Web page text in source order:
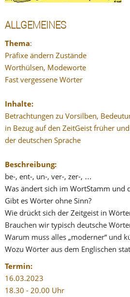
ALLGEMEINES
Thema:
Präfixe ändern Zustände
Worthülsen, Modeworte
Fast vergessene Wörter
Inhalte:
Betrachtungen zu Vorsilben,
in Bezug auf den ZeitGeist früher
der deutschen Sprache
Beschreibung:
be-, ent-, un-, ver-, zer-, …
Was ändert sich im WortStamm und
Gibt es Wörter ohne Sinn?
Wie drückt sich der Zeitgeist in
Brauchen wir typisch deutsche
Warum muss alles „moderner“ und
Wozu Wörter aus dem Englischen
Termin:
16.03.2023
18.30 - 20.00 Uhr